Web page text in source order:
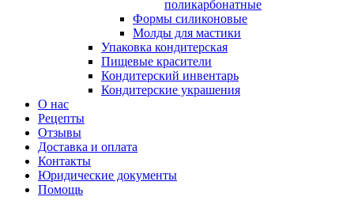
поликарбонатные
Формы силиконовые
Молды для мастики
Упаковка кондитерская
Пищевые красители
Кондитерский инвентарь
Кондитерские украшения
О нас
Рецепты
Отзывы
Доставка и оплата
Контакты
Юридические документы
Помощь